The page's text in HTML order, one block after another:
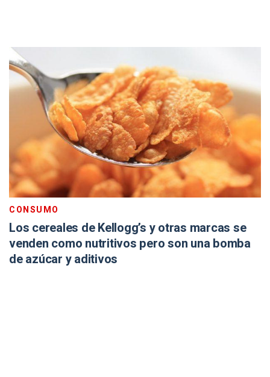
CONSUMO
Los cereales de Kellogg’s y otras marcas se
venden como nutritivos pero son una bomba
de azúcar y aditivos